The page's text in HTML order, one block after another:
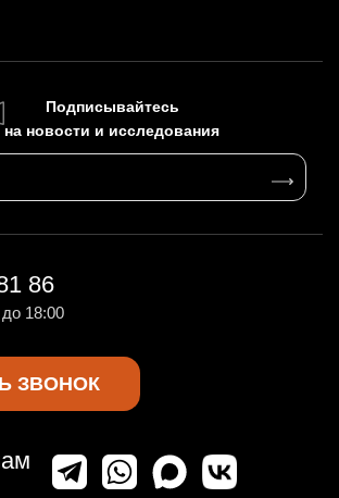
Подписывайтесь
на новости и исследования
86
18:00
ЗВОНОК